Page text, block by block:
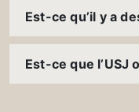
Est-ce qu’il y a
Est-ce que l’USJ